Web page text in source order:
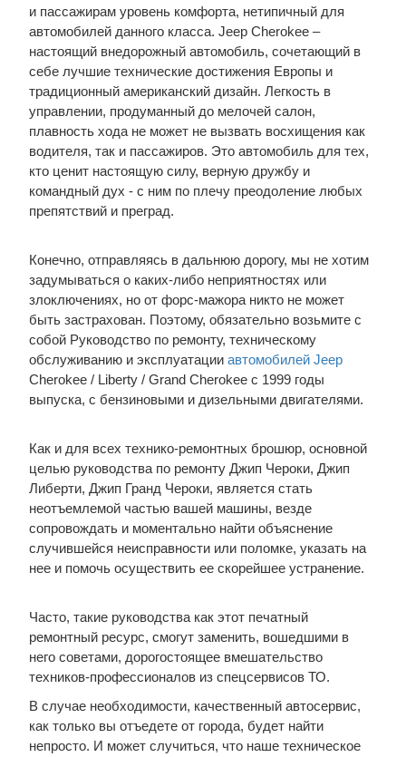
и пассажирам уровень комфорта, нетипичный для
автомобилей данного класса. Jeep Cherokee –
настоящий внедорожный автомобиль, сочетающий в
себе лучшие технические достижения Европы и
традиционный американский дизайн. Легкость в
управлении, продуманный до мелочей салон,
плавность хода не может не вызвать восхищения как
водителя, так и пассажиров. Это автомобиль для тех,
кто ценит настоящую силу, верную дружбу и
командный дух - с ним по плечу преодоление любых
препятствий и преград.
Конечно, отправляясь в дальнюю дорогу, мы не хотим
задумываться о каких-либо неприятностях или
злоключениях, но от форс-мажора никто не может
быть застрахован. Поэтому, обязательно возьмите с
собой Руководство по ремонту, техническому
обслуживанию и эксплуатации автомобилей Jeep
Cherokee / Liberty / Grand Cherokee с 1999 годы
выпуска, с бензиновыми и дизельными двигателями.
Как и для всех технико-ремонтных брошюр, основной
целью руководства по ремонту Джип Чероки, Джип
Либерти, Джип Гранд Чероки, является стать
неотъемлемой частью вашей машины, везде
сопровождать и моментально найти объяснение
случившейся неисправности или поломке, указать на
нее и помочь осуществить ее скорейшее устранение.
Часто, такие руководства как этот печатный
ремонтный ресурс, смогут заменить, вошедшими в
него советами, дорогостоящее вмешательство
техников-профессионалов из спецсервисов ТО.
В случае необходимости, качественный автосервис,
как только вы отъедете от города, будет найти
непросто. И может случиться, что наше техническое